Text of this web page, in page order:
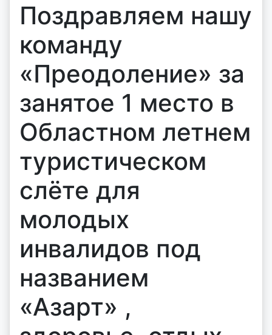
Поздравляем нашу
команду
«Преодоление» за
занятое 1 место в
Областном летнем
туристическом
слёте для
молодых
инвалидов под
названием
«Азарт» ,